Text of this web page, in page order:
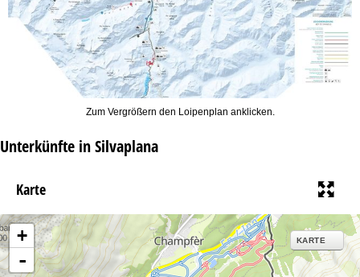
Zum Vergrößern den Loipenplan anklicken.
Unterkünfte in Silvaplana
Karte
+
-
KARTE